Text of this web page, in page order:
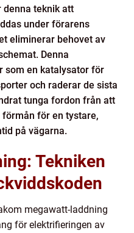
teknik att
under förarens
eliminerar behovet av
Denna
som en katalysator för
och raderar de sista
tunga fordon från att
för en tystare,
på vägarna.
Tekniken
megawatt-laddning
för elektrifieringen av